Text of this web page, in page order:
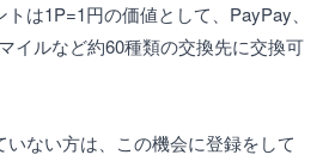
は1P=1円の価値として、PayPay、
イルなど約60種類の交換先に交換可
いない方は、この機会に登録をして